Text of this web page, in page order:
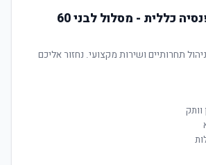
הצטרפו למור פנסיה כללית - מסלול לבני 60
תחרותיים ושירות מקצועי. נחזור אליכם